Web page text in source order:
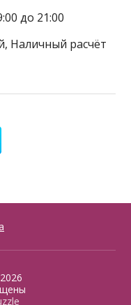
до 21:00
Наличный расчёт